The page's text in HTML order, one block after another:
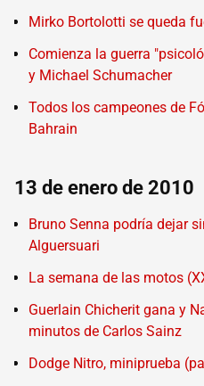
Mirko Bortolotti se queda
Comienza la guerra
y Michael Schumacher
Todos los campeones de
Bahrain
13 de enero de 2010
Bruno Senna podría dejar
Alguersuari
La semana de las motos
Guerlain Chicherit gana y
minutos de Carlos Sainz
Dodge Nitro, miniprueba